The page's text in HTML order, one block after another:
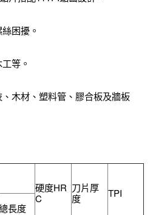
困擾。
等。
木材、塑料管、膠合板及牆板
硬度HR
C
刀片厚
度
TPI
長度